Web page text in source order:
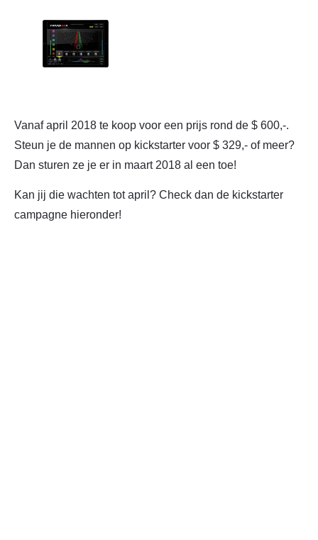
Vanaf april 2018 te koop voor een prijs rond de $ 600,-.
Steun je de mannen op kickstarter voor $ 329,- of meer?
Dan sturen ze je er in maart 2018 al een toe!
Kan jij die wachten tot april? Check dan de kickstarter
campagne hieronder!